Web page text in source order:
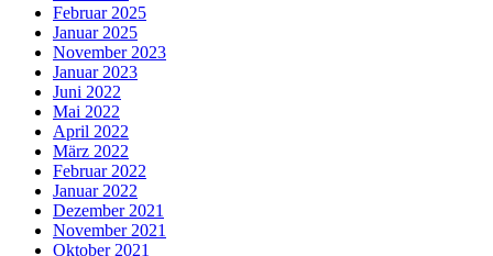
Februar 2025
Januar 2025
November 2023
Januar 2023
Juni 2022
Mai 2022
April 2022
März 2022
Februar 2022
Januar 2022
Dezember 2021
November 2021
Oktober 2021